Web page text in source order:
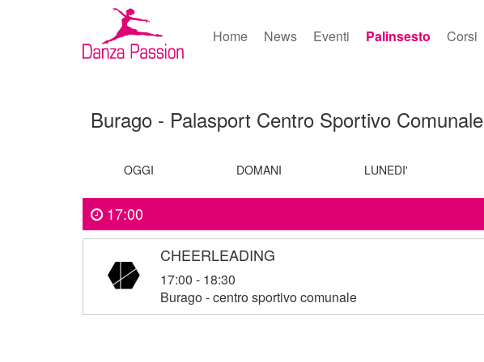
Home News Eventi Palinsesto Corsi
Burago - Palasport Centro Sportivo Comunale
OGGI DOMANI LUNEDI'
17:00
CHEERLEADING
17:00 - 18:30
Burago - centro sportivo comunale